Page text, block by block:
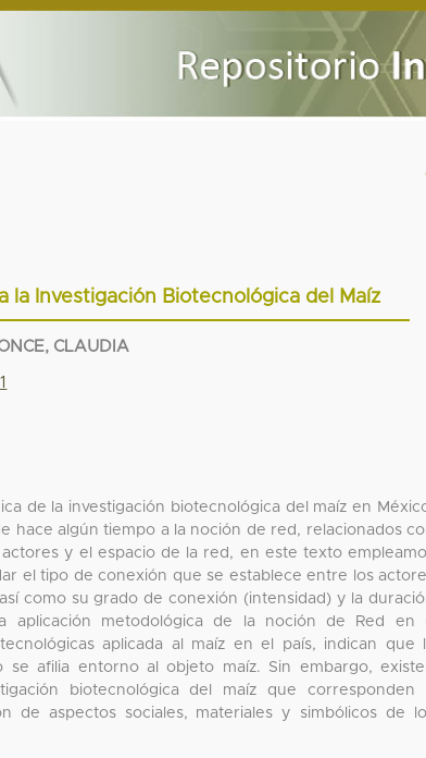
la Investigación Biotecnológica del Maíz
CLAUDIA
de la investigación biotecnológica del maíz en
hace algún tiempo a la noción de red, relacionados
y el espacio de la red, en este texto
el tipo de conexión que se establece entre los
como su grado de conexión (intensidad) y la
aplicación metodológica de la noción de Red en
aplicada al maíz en el país, indican que
se afilia entorno al objeto maíz. Sin embargo,
biotecnológica del maíz que corresponden
de aspectos sociales, materiales y simbólicos de